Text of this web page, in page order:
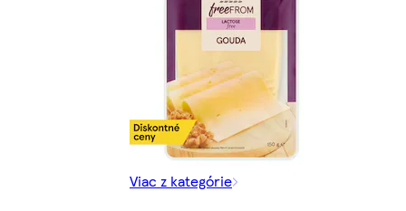
Viac z kategórie